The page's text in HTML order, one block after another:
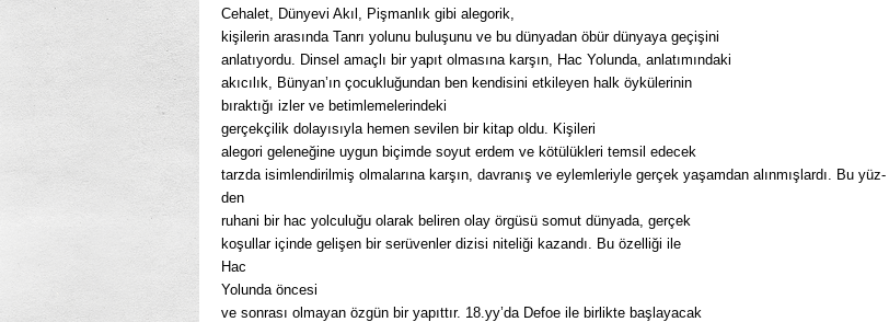
Cehalet, Dünyevi Akıl, Pişmanlık gibi alegorik,
kişilerin arasında Tanrı yolunu buluşunu ve bu dünyadan öbür dünyaya geçişini
anlatıyordu. Dinsel amaçlı bir yapıt olmasına karşın, Hac Yolunda, anlatımındaki
akıcılık, Bünyan’ın çocukluğundan ben kendisini etkileyen halk öykülerinin
bıraktığı izler ve betimlemelerindeki
gerçekçilik dolayısıyla hemen se­vilen bir kitap oldu. Kişileri
alegori geleneğine uygun biçimde soyut erdem ve kötülükleri temsil edecek
tarzda isimlendirilmiş olmalarına karşın, davranış ve eylemleriyle gerçek yaşamdan alınmışlardı. Bu yüz­
den
ruhani bir hac yolculuğu olarak beliren olay örgüsü somut dünyada, gerçek
koşullar içinde gelişen bir serüvenler dizisi niteliği kazandı. Bu özelliği ile
Hac
Yolunda öncesi
ve sonrası olmayan özgün bir yapıttır. 18.yy’da Defoe ile birlikte başlayacak